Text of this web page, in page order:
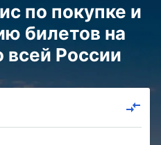
по покупке и
билетов на
всей России